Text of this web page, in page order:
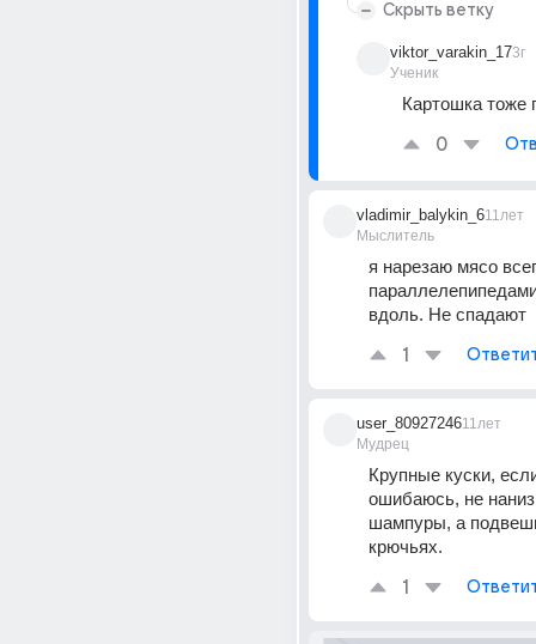
Скрыть ветку
viktor_varakin_17
Ученик
3г
Картошка тоже
0
vladimir_balykin_6
Мыслитель
11лет
я нарезаю мясо
вдоль. Не спадают
1
user_80927246
Мудрец
11лет
Крупные куски,
ошибаюсь, не
шампуры, а
крючьях.
1